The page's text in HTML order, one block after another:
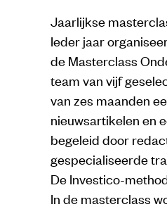
Jaarlijkse
Ieder jaar
de Masterclass
team van vijf
van zes maanden
nieuwsartikelen en
begeleid door
gespecialiseerde
De Investico-
In de masterclass